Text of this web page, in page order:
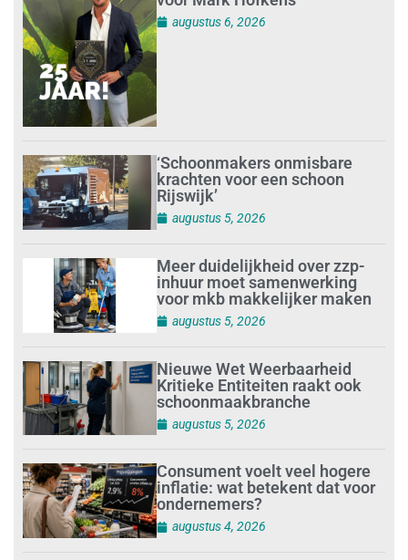
augustus 6, 2026
‘Schoonmakers onmisbare
krachten voor een schoon
Rijswijk’
augustus 5, 2026
Meer duidelijkheid over zzp-
inhuur moet samenwerking
voor mkb makkelijker maken
augustus 5, 2026
Nieuwe Wet Weerbaarheid
Kritieke Entiteiten raakt ook
schoonmaakbranche
augustus 5, 2026
Consument voelt veel hogere
inflatie: wat betekent dat voor
ondernemers?
augustus 4, 2026